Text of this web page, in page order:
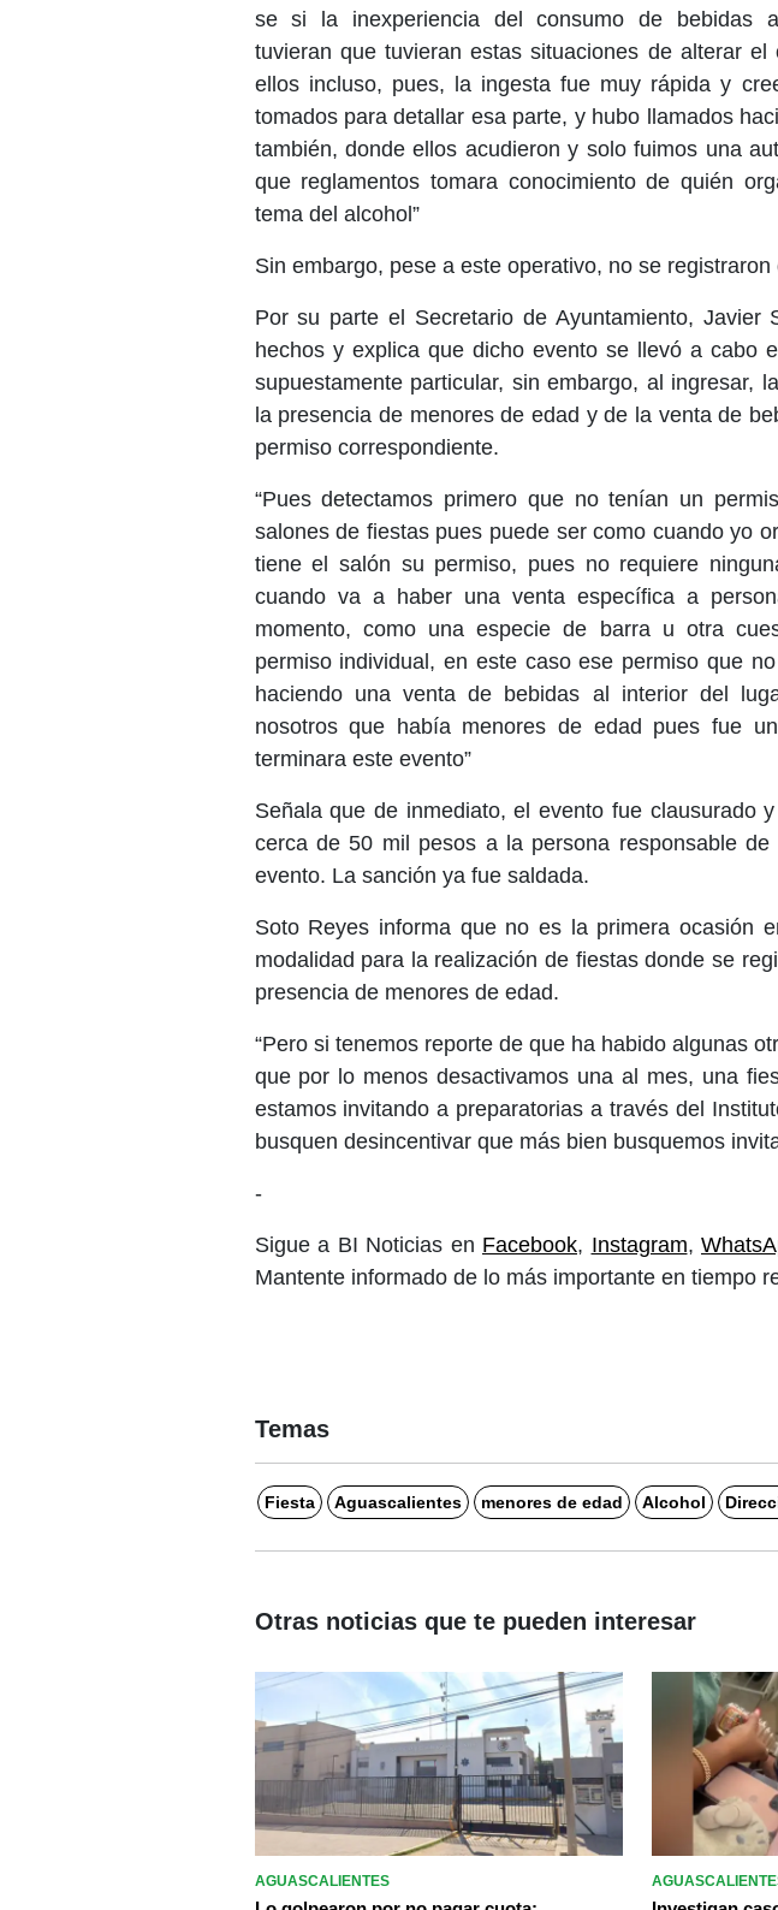
se si la inexperiencia del consumo de bebidas
tuvieran que tuvieran estas situaciones de alterar
ellos incluso, pues, la ingesta fue muy rápida y
tomados para detallar esa parte, y hubo llamados
también, donde ellos acudieron y solo fuimos una
que reglamentos tomara conocimiento de quién
tema del alcohol”
Sin embargo, pese a este operativo, no se registraron
Por su parte el Secretario de Ayuntamiento, Javier
hechos y explica que dicho evento se llevó a cabo
supuestamente particular, sin embargo, al ingresar,
la presencia de menores de edad y de la venta de
permiso correspondiente.
“Pues detectamos primero que no tenían un
salones de fiestas pues puede ser como cuando yo
tiene el salón su permiso, pues no requiere
cuando va a haber una venta específica a
momento, como una especie de barra u otra
permiso individual, en este caso ese permiso que
haciendo una venta de bebidas al interior del
nosotros que había menores de edad pues fue
terminara este evento”
Señala que de inmediato, el evento fue clausurado
cerca de 50 mil pesos a la persona responsable
evento. La sanción ya fue saldada.
Soto Reyes informa que no es la primera ocasión
modalidad para la realización de fiestas donde se
presencia de menores de edad.
“Pero si tenemos reporte de que ha habido algunas
que por lo menos desactivamos una al mes, una
estamos invitando a preparatorias a través del
busquen desincentivar que más bien busquemos
-
Sigue a BI Noticias en Facebook, Instagram,
Mantente informado de lo más importante en tiempo
Temas
Fiesta Aguascalientes menores de edad Alcohol
Otras noticias que te pueden interesar
AGUASCALIENTES